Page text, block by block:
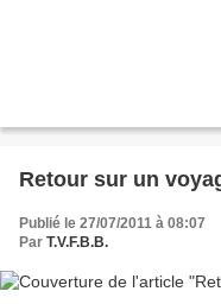
Retour sur un
Publié le 27/07/2011 à 08:07
Par T.V.F.B.B.